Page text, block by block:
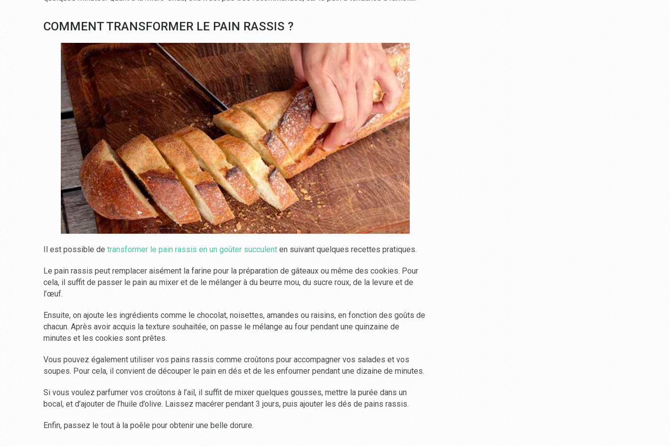
COMMENT TRANSFORMER LE PAIN RASSIS ?
Il est possible de transformer le pain rassis en un goûter succulent en suivant quelques recettes pratiques.
Le pain rassis peut remplacer aisément la farine pour la préparation de gâteaux ou même des cookies. Pour
cela, il suffit de passer le pain au mixer et de le mélanger à du beurre mou, du sucre roux, de la levure et de
l’œuf.
Ensuite, on ajoute les ingrédients comme le chocolat, noisettes, amandes ou raisins, en fonction des goûts de
chacun. Après avoir acquis la texture souhaitée, on passe le mélange au four pendant une quinzaine de
minutes et les cookies sont prêtes.
Vous pouvez également utiliser vos pains rassis comme croûtons pour accompagner vos salades et vos
soupes. Pour cela, il convient de découper le pain en dés et de les enfourner pendant une dizaine de minutes.
Si vous voulez parfumer vos croûtons à l’ail, il suffit de mixer quelques gousses, mettre la purée dans un
bocal, et d’ajouter de l’huile d’olive. Laissez macérer pendant 3 jours, puis ajouter les dés de pains rassis.
Enfin, passez le tout à la poêle pour obtenir une belle dorure.